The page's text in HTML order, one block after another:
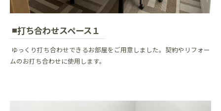
打ち合わせスペース１
ゆっくり打ち合わせできるお部屋をご用意しました。契約やリフォー
ムのお打ち合わせに使用します。